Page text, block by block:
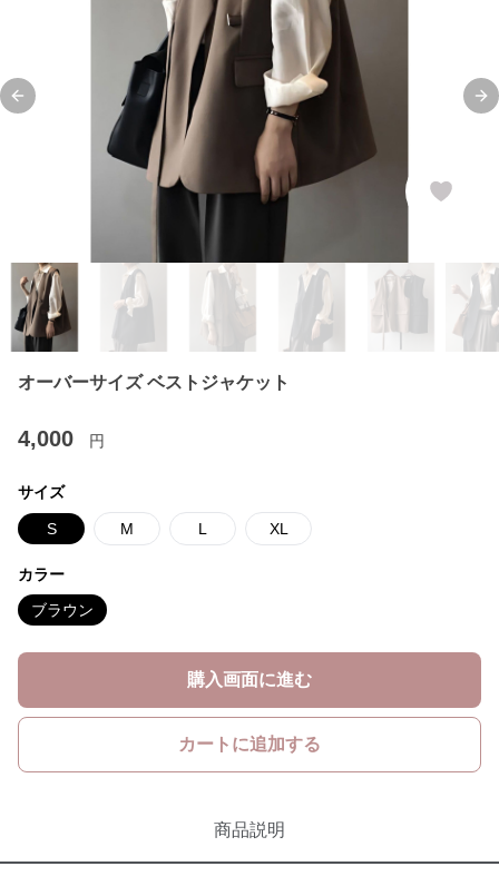
Previous slide
オーバーサイズ ベストジャケット
4,000 円
サイズ
S M L XL
カラー
ブラウン
購入画面に進む
カートに追加する
商品説明